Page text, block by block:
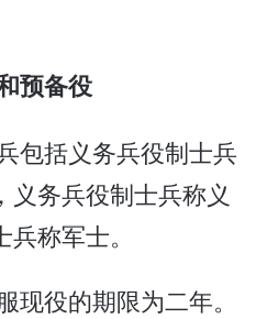
预备役
包括义务兵役制士兵
务兵役制士兵称义
称军士。
现役的期限为二年。